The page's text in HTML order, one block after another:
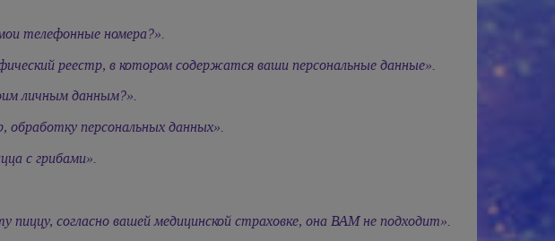
телефонные номера?».
реестр, в котором содержатся ваши персональные данные».
личным данным?».
обработку персональных данных».
с грибами».
согласно вашей медицинской страховке, она ВАМ не подходит».